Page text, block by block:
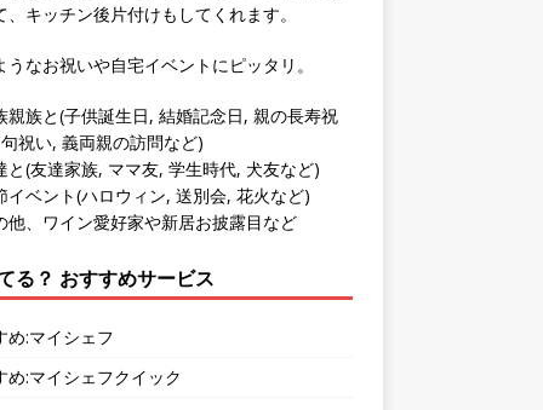
、キッチン後片付けもしてくれます。
うなお祝いや自宅イベントにピッタリ。
親族と(子供誕生日, 結婚記念日, 親の長寿祝
祝い, 義両親の訪問など)
と(友達家族, ママ友, 学生時代, 犬友など)
イベント(ハロウィン, 送別会, 花火など)
他、ワイン愛好家や新居お披露目など
る？ おすすめサービス
め:マイシェフ
め:マイシェフクイック